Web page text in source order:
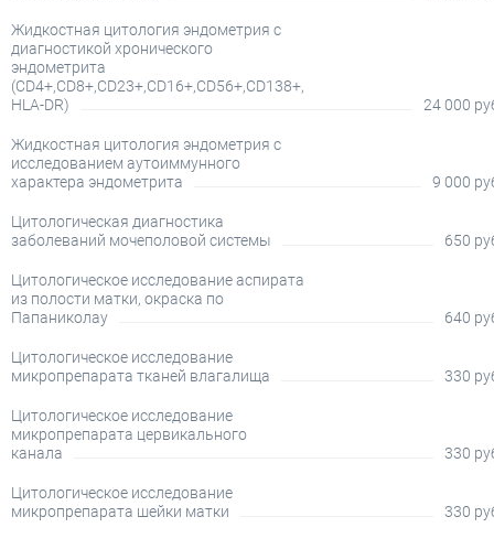
Жидкостная цитология эндометрия c
диагностикой хронического
эндометрита
(CD4+,CD8+,CD23+,CD16+,CD56+,CD138+,
HLA-DR)
24 000
Жидкостная цитология эндометрия c
исследованием аутоиммунного
характера эндометрита
9 000
Цитологическая диагностика
заболеваний мочеполовой системы
650
Цитологическое исследование аспирата
из полости матки, окраска по
Папаниколау
640
Цитологическое исследование
микропрепарата тканей влагалища
330
Цитологическое исследование
микропрепарата цервикального
канала
330
Цитологическое исследование
микропрепарата шейки матки
330